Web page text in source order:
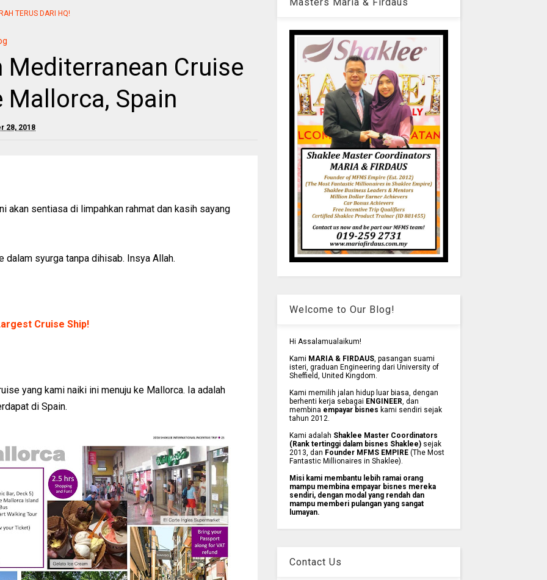
TERUS DARI HQ!
Mediterranean Cruise
Mallorca, Spain
28, 2018
akan sentiasa di limpahkan rahmat dan kasih sayang
syurga tanpa dihisab. Insya Allah.
Cruise Ship!
yang kami naiki ini menuju ke Mallorca. Ia adalah
di Spain.
Welcome to Our Blog!
Hi Assalamualaikum!
Kami MARIA & FIRDAUS, pasangan suami
isteri, graduan Engineering dari University of
Sheffield, United Kingdom.
Kami memilih jalan hidup luar biasa, dengan
berhenti kerja sebagai ENGINEER, dan
membina empayar bisnes kami sendiri sejak
tahun 2012.
Kami adalah Shaklee Master Coordinators
(Rank tertinggi dalam bisnes Shaklee)sejak
2013, dan Founder MFMS EMPIRE(The Most
Fantastic Millionaires in Shaklee).
Misi kami membantu lebih ramai orang
mampu membina empayar bisnes mereka
sendiri, dengan modal yang rendah dan
mampu memberi pulangan yang sangat
lumayan.
Contact Us